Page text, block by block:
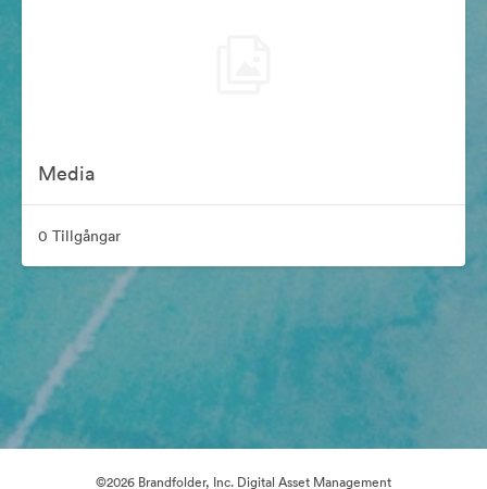
Media
0 Tillgångar
©2026 Brandfolder, Inc. Digital Asset Management